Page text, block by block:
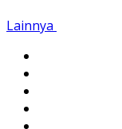
Lainnya